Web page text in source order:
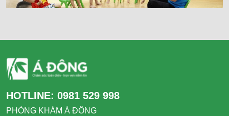
HOTLINE: 0981 529 998
PHÒNG KHÁM Á ĐÔNG